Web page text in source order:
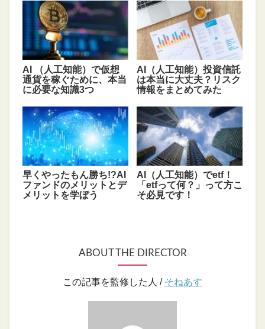
AI （人工知能）で仮想
通貨を稼ぐために、本当
に必要な知識3つ
AI（人工知能）投資信託
は本当に大丈夫？リスク
情報をまとめてみた
早くやったもん勝ち!?AI
ファンドのメリットとデ
メリットを学ぼう
AI（人工知能）でetf！
「etfって何？」って方こ
そ必見です！
ABOUT THE DIRECTOR
この記事を監修した人 / そねあす